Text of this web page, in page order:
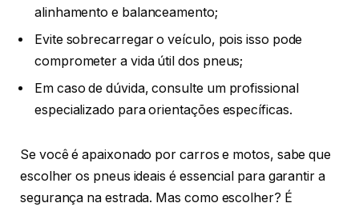
alinhamento e balanceamento;
Evite sobrecarregar o veículo, pois isso pode
comprometer a vida útil dos pneus;
Em caso de dúvida, consulte um profissional
especializado para orientações específicas.
Se você é apaixonado por carros e motos, sabe que
escolher os pneus ideais é essencial para garantir a
segurança na estrada. Mas como escolher? É